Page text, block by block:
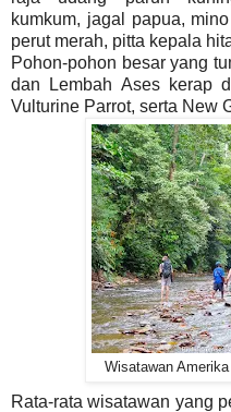
kumkum, jagal papua,
perut merah, pitta kepala
Pohon-pohon besar yang
dan Lembah Ases kerap
Vulturine Parrot, serta New
Wisatawan
Rata-rata wisatawan yang